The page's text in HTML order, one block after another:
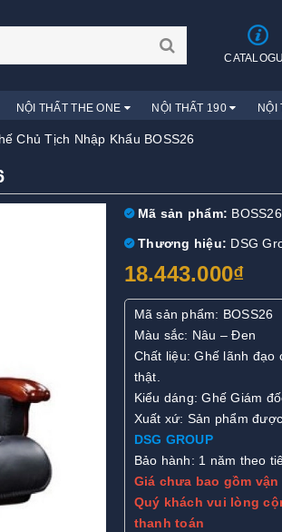
NỘI THẤT THE ONE NỘI THẤT 190 NỘI
Chủ Tịch Nhập Khẩu BOSS26
Mã sản phẩm: BOSS26
Thương hiệu: DSG
18.443.000₫
Mã sản phẩm: BOSS26
Màu sắc: Nâu – Đen
Chất liệu: Ghế lãnh đạo
thật.
Kiểu dáng: Ghế Giám
Xuất xứ: Sản phẩm
DSG GROUP
Bảo hành: 1 năm theo
Giá chưa bao gồm
Quý khách vui lòng
thanh toán